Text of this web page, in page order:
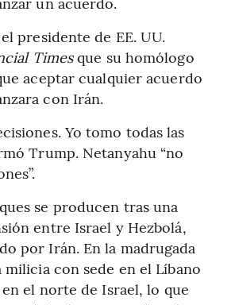
presidente de EE. UU.
Timesque su homólogo
aceptar cualquier acuerdo
con Irán.
Yo tomo todas las
Trump. Netanyahu “no
se producen tras una
entre Israel y Hezbolá,
por Irán. En la madrugada
con sede en el Líbano
el norte de Israel, lo que